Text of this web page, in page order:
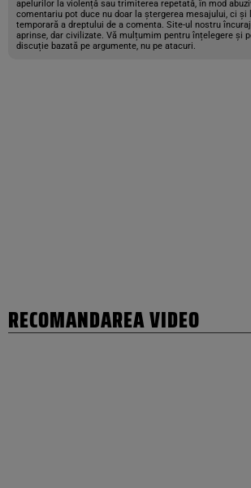
apelurilor la violență sau trimiterea repetată, în mod
comentariu pot duce nu doar la ștergerea mesajului, ci și
temporară a dreptului de a comenta. Site-ul nostru
aprinse, dar civilizate. Vă mulțumim pentru înțelegere și
discuție bazată pe argumente, nu pe atacuri.
RECOMANDAREA VIDEO